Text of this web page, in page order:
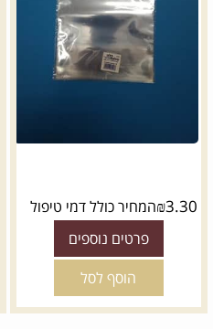
₪3.30 המחיר כולל דמי טיפול
פרטים נוספים
הוסף לסל